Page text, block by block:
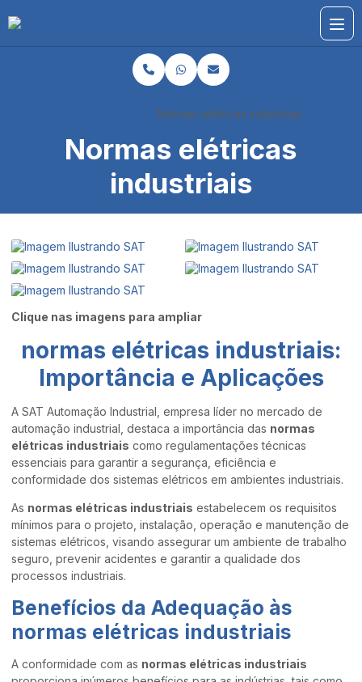
Normas elétricas industriais
Normas elétricas
industriais
Clique nas imagens para ampliar
normas elétricas industriais:
Importância e Aplicações
A SAT Automação Industrial, empresa líder no mercado de
automação industrial, destaca a importância das normas
elétricas industriais como regulamentações técnicas
essenciais para garantir a segurança, eficiência e
conformidade dos sistemas elétricos em ambientes industriais.
As normas elétricas industriais estabelecem os requisitos
mínimos para o projeto, instalação, operação e manutenção de
sistemas elétricos, visando assegurar um ambiente de trabalho
seguro, prevenir acidentes e garantir a qualidade dos
processos industriais.
Benefícios da Adequação às
normas elétricas industriais
A conformidade com as normas elétricas industriais